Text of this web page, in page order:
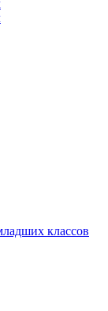
классов